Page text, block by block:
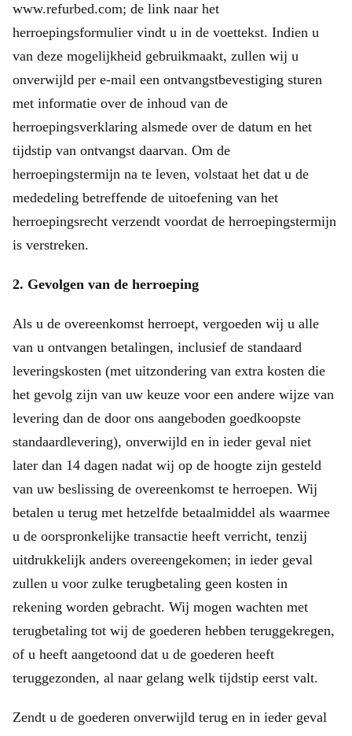
www.refurbed.com; de link naar het
herroepingsformulier vindt u in de voettekst. Indien u
van deze mogelijkheid gebruikmaakt, zullen wij u
onverwijld per e-mail een ontvangstbevestiging sturen
met informatie over de inhoud van de
herroepingsverklaring alsmede over de datum en het
tijdstip van ontvangst daarvan. Om de
herroepingstermijn na te leven, volstaat het dat u de
mededeling betreffende de uitoefening van het
herroepingsrecht verzendt voordat de herroepingstermijn
is verstreken.
2. Gevolgen van de herroeping
Als u de overeenkomst herroept, vergoeden wij u alle
van u ontvangen betalingen, inclusief de standaard
leveringskosten (met uitzondering van extra kosten die
het gevolg zijn van uw keuze voor een andere wijze van
levering dan de door ons aangeboden goedkoopste
standaardlevering), onverwijld en in ieder geval niet
later dan 14 dagen nadat wij op de hoogte zijn gesteld
van uw beslissing de overeenkomst te herroepen. Wij
betalen u terug met hetzelfde betaalmiddel als waarmee
u de oorspronkelijke transactie heeft verricht, tenzij
uitdrukkelijk anders overeengekomen; in ieder geval
zullen u voor zulke terugbetaling geen kosten in
rekening worden gebracht. Wij mogen wachten met
terugbetaling tot wij de goederen hebben teruggekregen,
of u heeft aangetoond dat u de goederen heeft
teruggezonden, al naar gelang welk tijdstip eerst valt.
Zendt u de goederen onverwijld terug en in ieder geval